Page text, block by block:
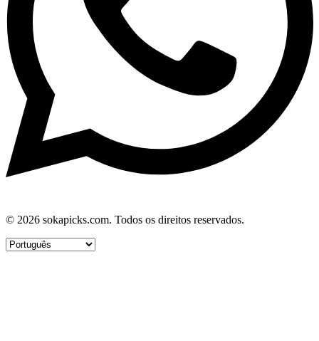
© 2026 sokapicks.com. Todos os direitos reservados.